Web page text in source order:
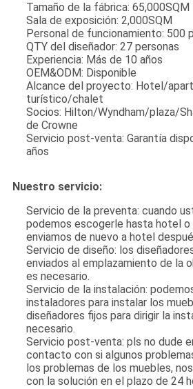
Tamaño de la fábrica: 65,000SQM
Sala de exposición: 2,000SQM
Personal de funcionamiento: 500
QTY del diseñador: 27 personas
Experiencia: Más de 10 años
OEM&ODM: Disponible
Alcance del proyecto: Hotel/
turístico/chalet
Socios: Hilton/Wyndham/plaza/
de Crowne
Servicio post-venta: Garantía
años
Nuestro servicio:
Servicio de la preventa: cuando
podemos escogerle hasta hotel o
enviamos de nuevo a hotel
Servicio de diseño: los
enviados al emplazamiento de la
es necesario.
Servicio de la instalación:
instaladores para instalar los
diseñadores fijos para dirigir la
necesario.
Servicio post-venta: pls no dude
contacto con si algunos
los problemas de los muebles,
con la solución en el plazo de 24